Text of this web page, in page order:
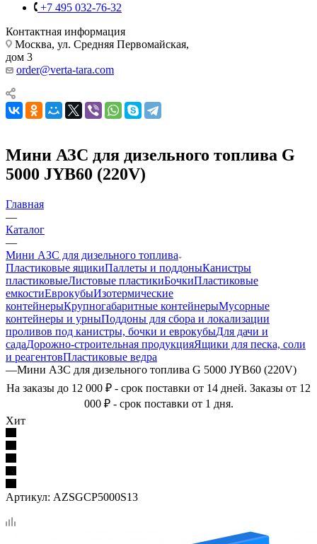
+7 495 032-76-32
Контактная информация
Москва, ул. Средняя Первомайская,
дом 3
order@verta-tara.com
Мини АЗС для дизельного топлива G
5000 JYB60 (220V)
Главная
—
Каталог
—
Мини АЗС для дизельного топлива
Пластиковые ящикиПаллеты и поддоныКанистры
пластиковыеЛистовые пластикиБочкиПластиковые
емкостиЕврокубыИзотермические
контейнерыКрупногабаритные контейнерыМусорные
контейнеры и урныПоддоны для сбора и локализации
проливов под канистры, бочки и еврокубыДля дачи и
садаДорожно-строительная продукцияЯщики для песка, соли
и реагентовПластиковые ведра
—Мини АЗС для дизельного топлива G 5000 JYB60 (220V)
На заказы до 12 000 ₽ - срок поставки от 14 дней. Заказы от 12
000 ₽ - срок поставки от 1 дня.
Хит
Артикул: AZSGCP5000S13